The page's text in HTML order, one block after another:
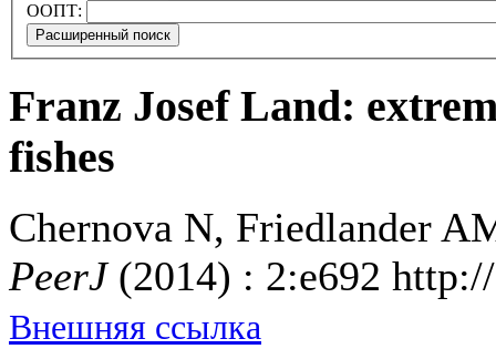
ООПТ:
Franz Josef Land:
fishes
Chernova N, Friedlander
PeerJ(2014) : 2:e692
Внешняя ссылка